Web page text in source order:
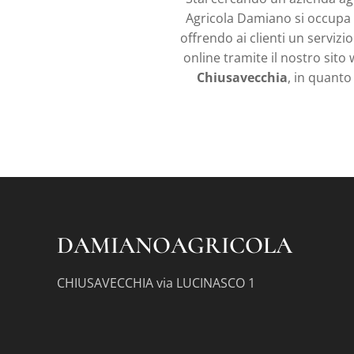
Agricola Damiano si
offrendo ai clienti un
online tramite il nostro sito
Chiusavecchia, in
DAMIANOAGRICOLA
CHIUSAVECCHIA via LUCINASCO 1